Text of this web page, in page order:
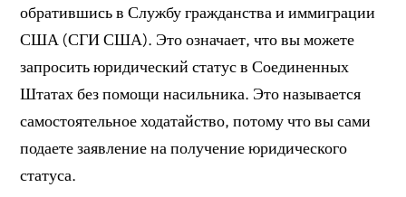
обратившись в Службу гражданства и иммиграции
США (СГИ США). Это означает, что вы можете
запросить юридический статус в Соединенных
Штатах без помощи насильника. Это называется
самостоятельное ходатайство, потому что вы сами
подаете заявление на получение юридического
статуса.